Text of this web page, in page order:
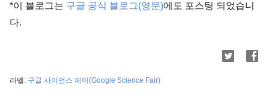
*이 블로그는 구글 공식 블로그(영문)에도 포스팅 되었습니
다.
라벨: 구글 사이언스 페어(Google Science Fair)